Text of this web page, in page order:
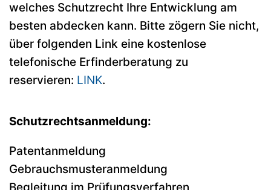
welches Schutzrecht Ihre Entwicklung am
besten abdecken kann. Bitte zögern Sie nicht,
über folgenden Link eine kostenlose
telefonische Erfinderberatung zu
reservieren: LINK.
Schutzrechtsanmeldung:
Patentanmeldung
Gebrauchsmusteranmeldung